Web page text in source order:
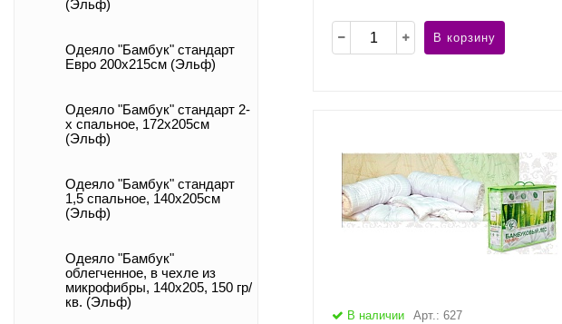
(Эльф)
Одеяло "Бамбук" стандарт
Евро 200х215см (Эльф)
Одеяло "Бамбук" стандарт 2-
х спальное, 172х205см
(Эльф)
Одеяло "Бамбук" стандарт
1,5 спальное, 140х205см
(Эльф)
Одеяло "Бамбук"
облегченное, в чехле из
микрофибры, 140х205, 150 гр/
кв. (Эльф)
В корзину
В наличии Арт.: 627